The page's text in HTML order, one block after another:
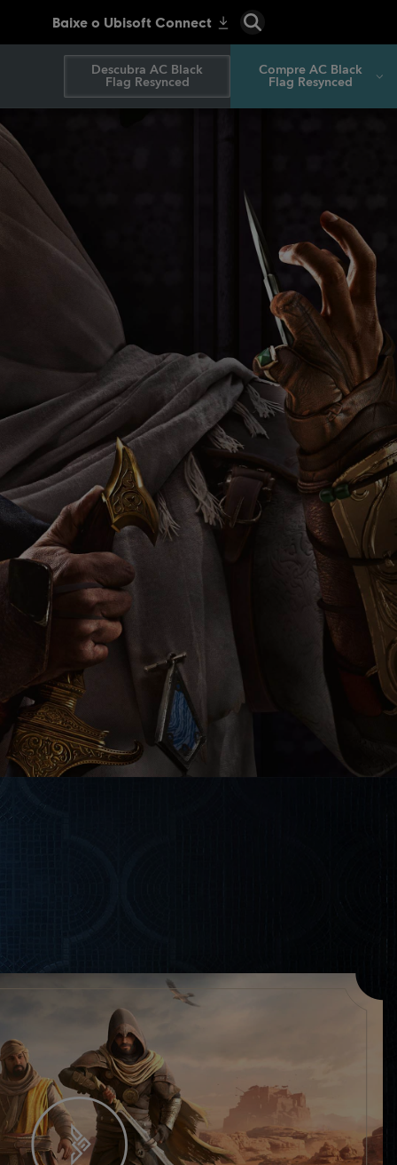
Descubra AC Black
Flag Resynced
Compre AC Black
Flag Resynced